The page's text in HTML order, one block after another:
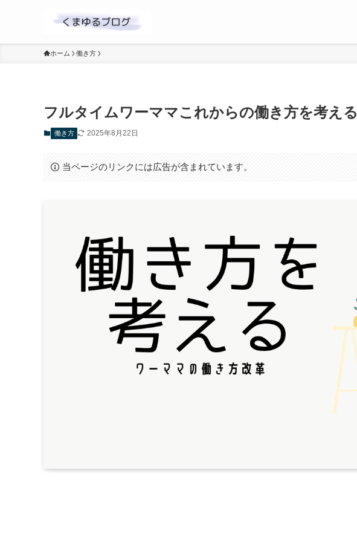
ホーム 働き方
フルタイムワーママこれからの働き方を考える
働き方 2025年8月22日
当ページのリンクには広告が含まれています。